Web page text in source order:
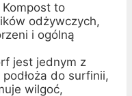
Kompost to
odżywczych,
i ogólną
jest jednym z
do surfinii,
wilgoć,